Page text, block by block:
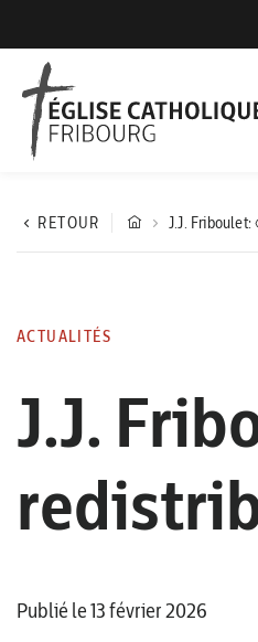
RETOUR J.J. Friboulet:
ACTUALITÉS
J.J.
Publié le 13 février 2026